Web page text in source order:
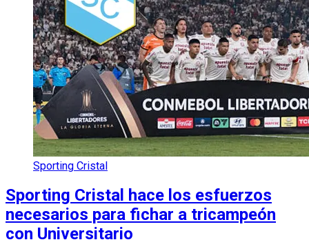
Sporting Cristal
Sporting Cristal hace los esfuerzos
necesarios para fichar a tricampeón
con Universitario